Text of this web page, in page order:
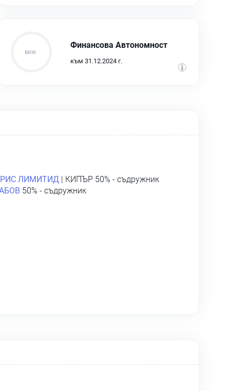
Финансова Автономност
към 31.12.2024 г.
ЛИМИТИД | КИПЪР 50% - съдружник
50% - съдружник